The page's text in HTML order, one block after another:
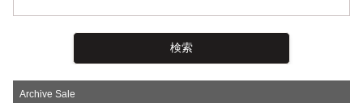
Archive Sale